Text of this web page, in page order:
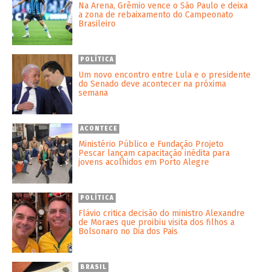
Na Arena, Grêmio vence o São Paulo e deixa
a zona de rebaixamento do Campeonato
Brasileiro
POLÍTICA
Um novo encontro entre Lula e o presidente
do Senado deve acontecer na próxima
semana
ACONTECE
Ministério Público e Fundação Projeto
Pescar lançam capacitação inédita para
jovens acolhidos em Porto Alegre
POLÍTICA
Flávio critica decisão do ministro Alexandre
de Moraes que proibiu visita dos filhos a
Bolsonaro no Dia dos Pais
BRASIL